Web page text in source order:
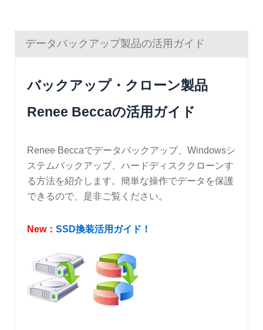
データバックアップ製品の活用ガイド
バックアップ・クローン製品
Renee Beccaの活用ガイド
Renee Beccaでデータバックアップ、Windowsシ
ステムバックアップ、ハードディスククローンす
る方法を紹介します。簡単な操作でデータを保護
できるので、是非ご覧ください。
New： SSD換装活用ガイド！